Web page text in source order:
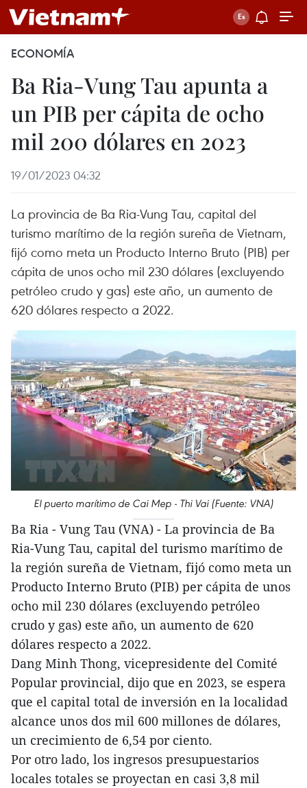
ECONOMÍA
Ba Ria-Vung Tau apunta a
un PIB per cápita de ocho
mil 200 dólares en 2023
19/01/2023 04:32
La provincia de Ba Ria-Vung Tau, capital del
turismo marítimo de la región sureña de Vietnam,
fijó como meta un Producto Interno Bruto (PIB) per
cápita de unos ocho mil 230 dólares (excluyendo
petróleo crudo y gas) este año, un aumento de
620 dólares respecto a 2022.
El puerto marítimo de Cai Mep - Thi Vai (Fuente: VNA)
Ba Ria - Vung Tau (VNA) - La provincia de Ba
Ria-Vung Tau, capital del turismo marítimo de
la región sureña de Vietnam, fijó como meta un
Producto Interno Bruto (PIB) per cápita de unos
ocho mil 230 dólares (excluyendo petróleo
crudo y gas) este año, un aumento de 620
dólares respecto a 2022.
Dang Minh Thong, vicepresidente del Comité
Popular provincial, dijo que en 2023, se espera
que el capital total de inversión en la localidad
alcance unos dos mil 600 millones de dólares,
un crecimiento de 6,54 por ciento.
Por otro lado, los ingresos presupuestarios
locales totales se proyectan en casi 3,8 mil